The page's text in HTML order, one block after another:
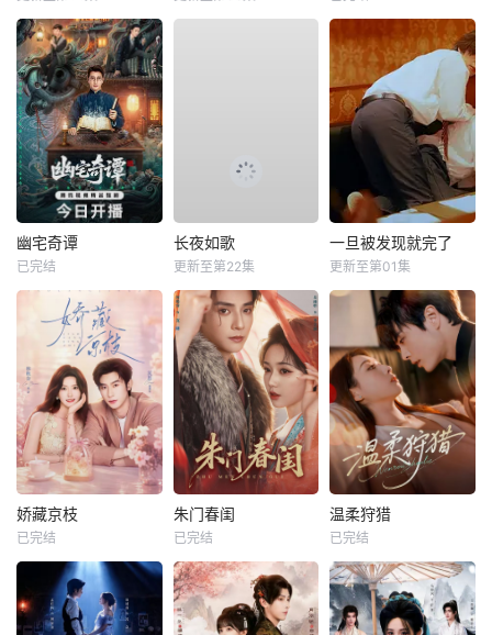
幽宅奇谭
已完结
长夜如歌
更新至第22集
一旦被发现就完了
更新至第01集
娇藏京枝
已完结
朱门春闺
已完结
温柔狩猎
已完结